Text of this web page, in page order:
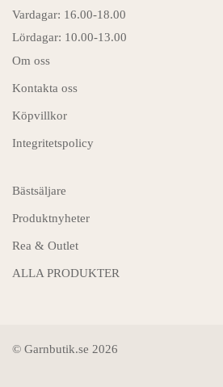
Vardagar: 16.00-18.00
Lördagar: 10.00-13.00
Om oss
Kontakta oss
Köpvillkor
Integritetspolicy
Bästsäljare
Produktnyheter
Rea & Outlet
ALLA PRODUKTER
© Garnbutik.se 2026